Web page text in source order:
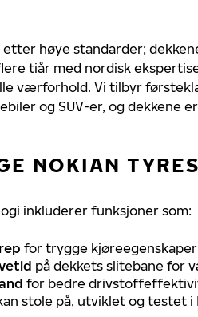
høye standarder;
tiår med nordisk
værforhold. Vi tilbyr
og SUV-er, og dekkene
NOKIAN
inkluderer funksjoner som:
for trygge
på dekkets slitebane for
for bedre
stole på, utviklet og testet i